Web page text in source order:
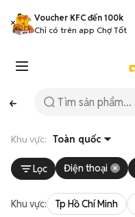
Voucher KFC đến 100k
Chỉ có trên app Chợ Tốt
Khu vực: Toàn quốc
Lọc Điện thoại
Khu vực: Tp Hồ Chí Minh